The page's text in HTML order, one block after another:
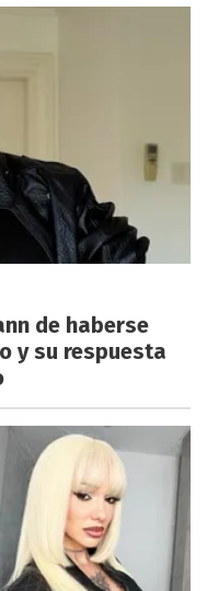
de haberse
y su respuesta